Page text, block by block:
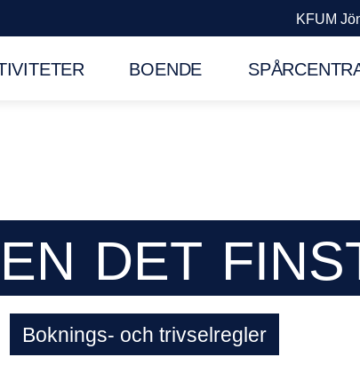
KFUM
BOENDE
DET
Boknings- och trivselregler